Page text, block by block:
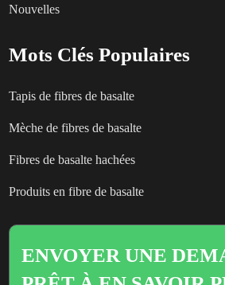
Nouvelles
Mots Clés Populaires
Tapis de fibres de basalte
Mèche de fibres de basalte
Fibres de basalte hachées
Produits en fibre de basalte
ENVOYER UNE